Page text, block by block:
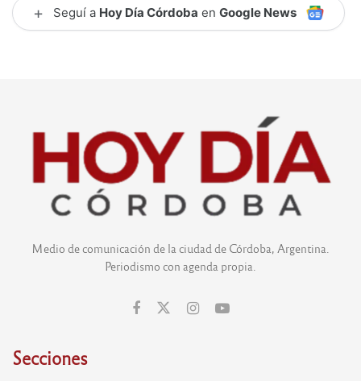
+ Seguí a Hoy Día Córdoba en Google News
Medio de comunicación de la ciudad de Córdoba, Argentina.
Periodismo con agenda propia.
Secciones